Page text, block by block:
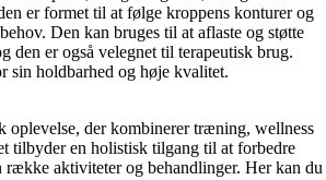
er formet til at følge kroppens konturer og
Den kan bruges til at aflaste og støtte
den er også velegnet til terapeutisk brug.
sin holdbarhed og høje kvalitet.
oplevelse, der kombinerer træning, wellness
tilbyder en holistisk tilgang til at forbedre
række aktiviteter og behandlinger. Her kan du